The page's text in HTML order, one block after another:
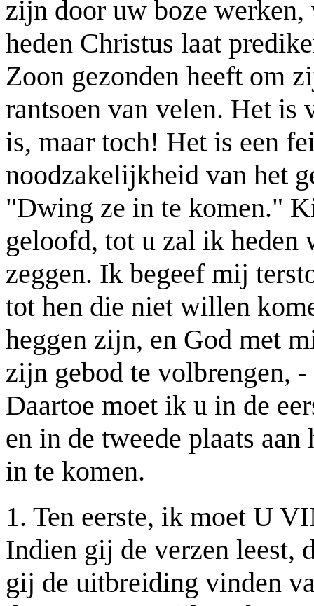
zijn door uw boze
heden Christus laat
Zoon gezonden heeft om
rantsoen van velen. Het is
is, maar toch! Het is een
noodzakelijkheid van het
"Dwing ze in te komen."
geloofd, tot u zal ik heden
zeggen. Ik begeef mij
tot hen die niet willen
heggen zijn, en God met
zijn gebod te volbrengen,
Daartoe moet ik u in de
en in de tweede plaats
in te komen.
1. Ten eerste, ik moet U
Indien gij de verzen leest,
gij de uitbreiding vinden